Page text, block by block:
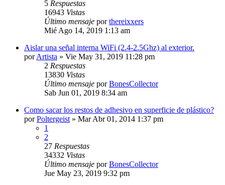
5 Respuestas
16943 Vistas
Último mensaje porthereixxers
Mié Ago 14, 2019 1:13 am
Aislar una señal interna WiFi (2.4-2.5Ghz) al exterior.
porArtista » Vie May 31, 2019 11:28 pm
2 Respuestas
13830 Vistas
Último mensaje porBonesCollector
Sab Jun 01, 2019 8:34 am
Como sacar los restos de adhesivo en superficie de plástico?
porPoltergeist » Mar Abr 01, 2014 1:37 pm
1
2
27 Respuestas
34332 Vistas
Último mensaje porBonesCollector
Jue May 23, 2019 9:32 pm